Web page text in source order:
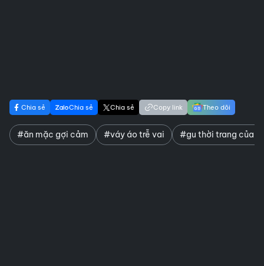
Chia sẻ Chia sẻ Chia sẻ Copy link Theo dõi
#ăn mặc gợi cảm #váy áo trễ vai #gu thời trang của